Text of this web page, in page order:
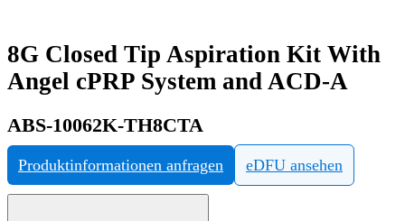
8G Closed Tip Aspiration Kit With
Angel cPRP System and ACD-A
ABS-10062K-TH8CTA
Produktinformationen anfragen eDFU ansehen